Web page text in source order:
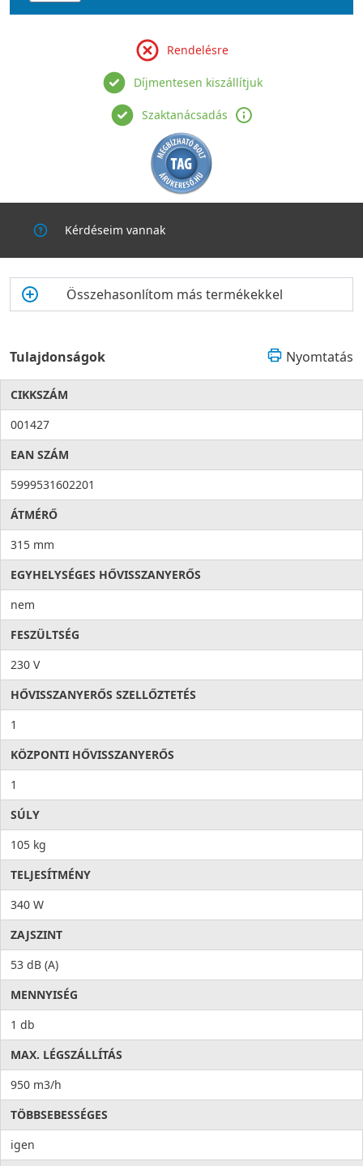
környezetterhelés;
- alacsonyabb költségek mellett tervezhető és üzemeltethető
- új építésű házak esetén a magasabb nedvességtartamú falak
gyorsabban száradnak, nem alakul ki penészesedés;
- egyes esetekben adójóváírások és kedvezőbb biztosítási
feltételek érhetőek el a helyi (pl. önkormányzati)
szabályozásoknak megfelelően.
Rendelésre
Díjmentesen kiszállítjuk
Szaktanácsadás
Kérdéseim vannak
Összehasonlítom más termékekkel
Tulajdonságok Nyomtatás
CIKKSZÁM
001427
EAN SZÁM
5999531602201
ÁTMÉRŐ
315 mm
EGYHELYSÉGES HŐVISSZANYERŐS
nem
FESZÜLTSÉG
230 V
HŐVISSZANYERŐS SZELLŐZTETÉS
1
KÖZPONTI HŐVISSZANYERŐS
1
SÚLY
105 kg
TELJESÍTMÉNY
340 W
ZAJSZINT
53 dB (A)
MENNYISÉG
1 db
MAX. LÉGSZÁLLÍTÁS
950 m3/h
TÖBBSEBESSÉGES
igen